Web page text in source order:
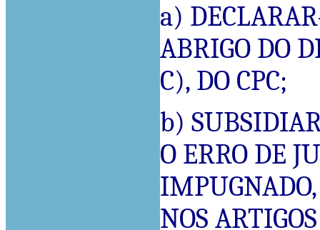
a)
ABRIGO DO
C), DO CPC;
b)
O ERRO DE
NOS